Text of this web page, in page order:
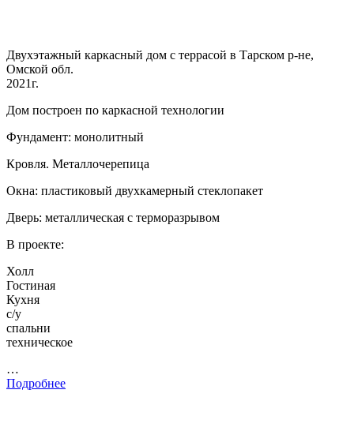
Двухэтажный каркасный дом с террасой в Тарском р-не,
Омской обл.
2021г.
Дом построен по каркасной технологии
Фундамент: монолитный
Кровля. Металлочерепица
Окна: пластиковый двухкамерный стеклопакет
Дверь: металлическая с терморазрывом
В проекте:
Холл
Гостиная
Кухня
с/у
спальни
техническое
…
Подробнее